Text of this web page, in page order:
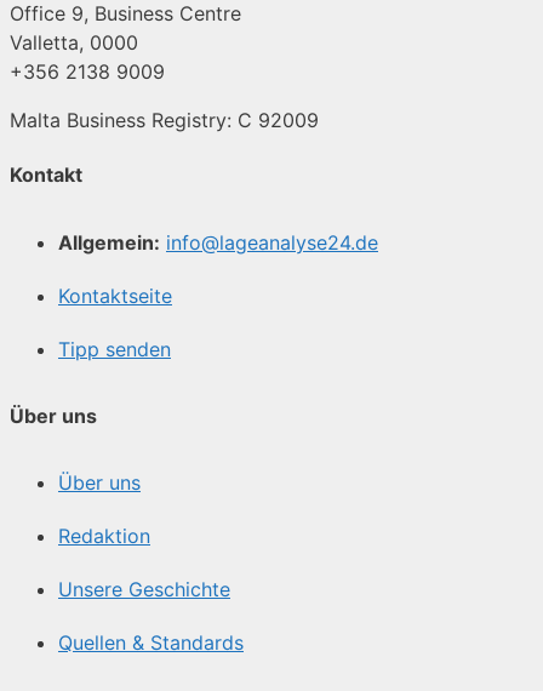
Office 9, Business Centre
Valletta, 0000
+356 2138 9009
Malta Business Registry: C 92009
Kontakt
Allgemein: info@lageanalyse24.de
Kontaktseite
Tipp senden
Über uns
Über uns
Redaktion
Unsere Geschichte
Quellen & Standards